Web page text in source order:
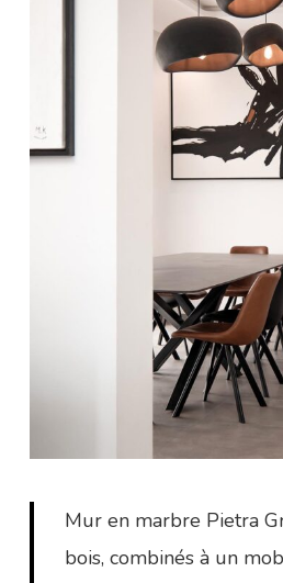
Mur en marbre Pietra
bois, combinés à un